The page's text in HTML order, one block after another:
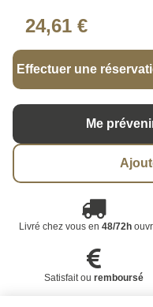
24,61 €
Effectuer une
Me
Livré chez vous en 48/72h
Satisfait ou remboursé